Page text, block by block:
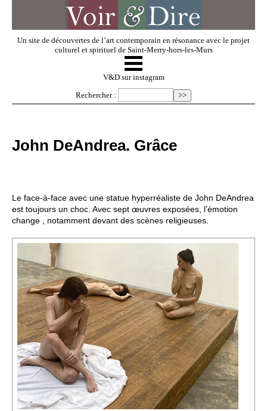
Un site de découvertes de l’art contemporain en résonance avec le projet
culturel et spirituel de Saint-Merry-hors-les-Murs
V & D
Exposer
Regarder
Événements
Sacré
Cousinages
☰
V&D sur instagram
Rechercher :
John DeAndrea. Grâce
Le face-à-face avec une statue hyperréaliste de John DeAndrea
est toujours un choc. Avec sept œuvres exposées, l’émotion
change , notamment devant des scènes religieuses.